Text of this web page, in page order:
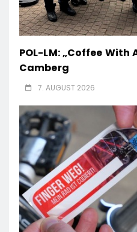
POL-LM: „Coffee With
Camberg
7. AUGUST 2026